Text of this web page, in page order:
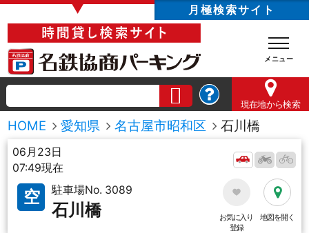
▼ 月極検索サイト
現在地から検索
HOME 愛知県 名古屋市昭和区 石川橋
06月23日
07:49現在
空 駐車場No. 3089
石川橋
お気に入り
登録
地図を開く